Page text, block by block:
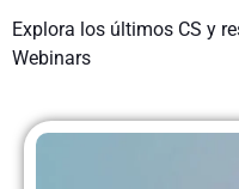
Explora los últimos CS y
Webinars